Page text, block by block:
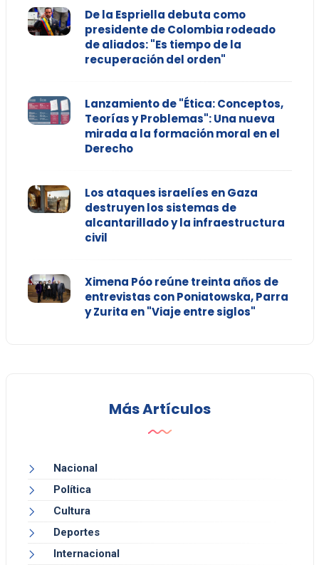
De la Espriella debuta como
presidente de Colombia rodeado
de aliados: "Es tiempo de la
recuperación del orden"
Lanzamiento de "Ética: Conceptos,
Teorías y Problemas": Una nueva
mirada a la formación moral en el
Derecho
Los ataques israelíes en Gaza
destruyen los sistemas de
alcantarillado y la infraestructura
civil
Ximena Póo reúne treinta años de
entrevistas con Poniatowska, Parra
y Zurita en "Viaje entre siglos"
Más Artículos
Nacional
Política
Cultura
Deportes
Internacional